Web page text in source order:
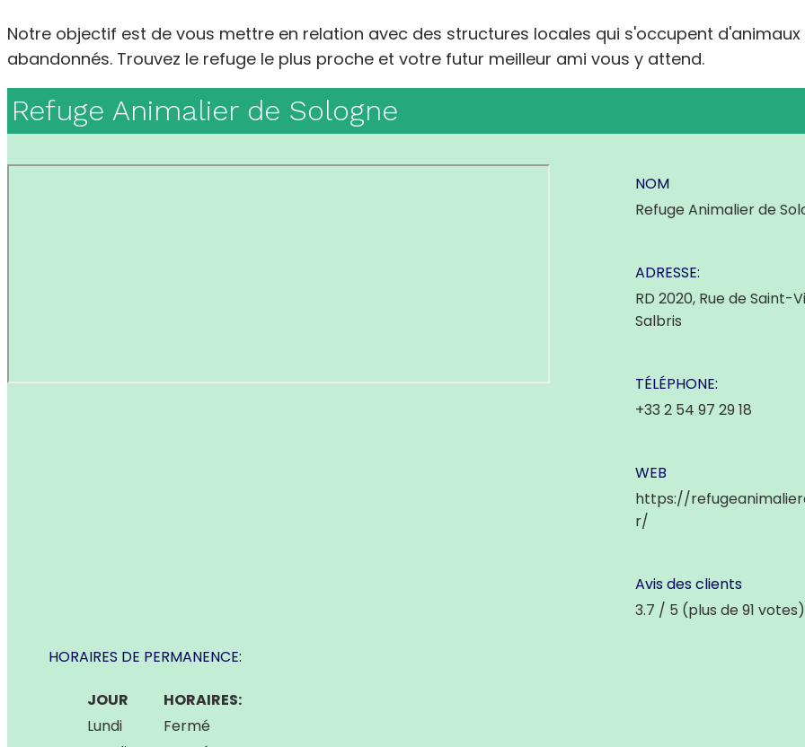
Notre objectif est de vous mettre en relation avec des structures locales qui s'occupent d'animaux
abandonnés. Trouvez le refuge le plus proche et votre futur meilleur ami vous y attend.
Refuge Animalier de Sologne
NOM
Refuge Animalier de
ADRESSE:
RD 2020, Rue de Saint-
Salbris
TÉLÉPHONE:
+33 2 54 97 29 18
WEB
https://
r/
Avis des clients
3.7 / 5 (plus de 91 votes)
HORAIRES DE PERMANENCE:
JOUR
HORAIRES:
Lundi
Fermé